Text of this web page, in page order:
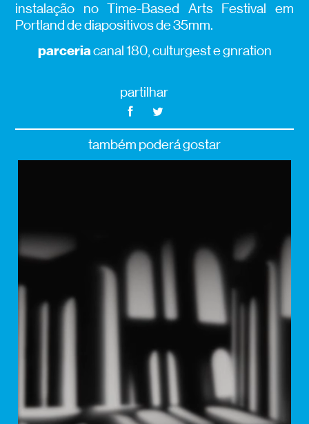
instalação no Time-Based Arts Festival em
Portland de diapositivos de 35mm.
parceriacanal 180, culturgest e gnration
partilhar
também poderá gostar